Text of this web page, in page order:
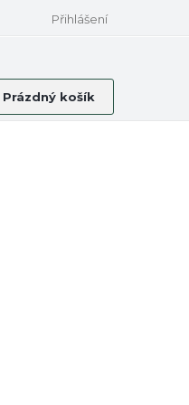
Přihlášení
Nákupní
košík
Prázdný košík